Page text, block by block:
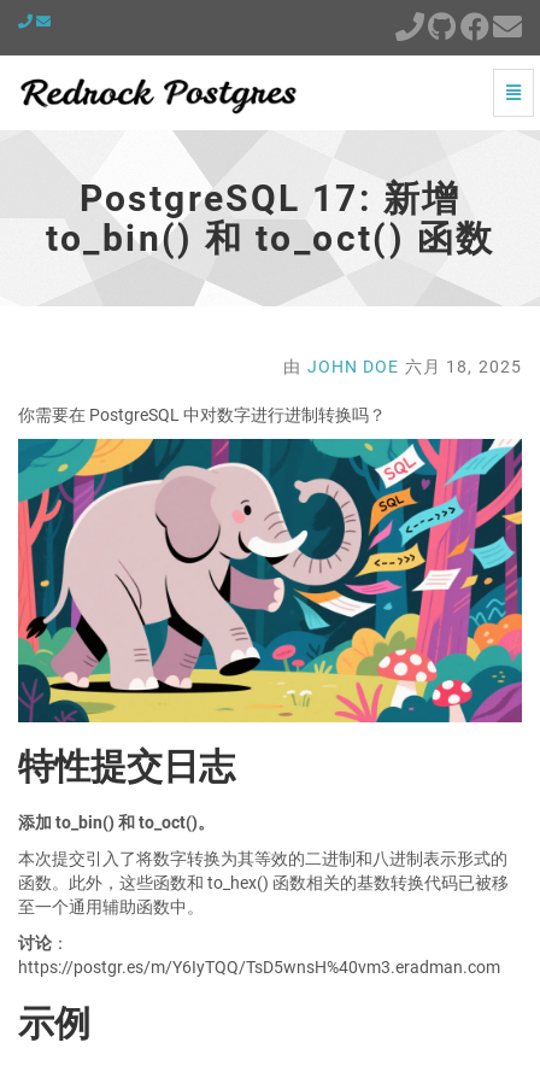
PostgreSQL
to_bin()
主
页
切
换
PostgreSQL 17: 新增
to_bin() 和 to_oct() 函数
由 JOHN DOE 六月 18, 2025
你需要在 PostgreSQL 中对数字进行进制转换吗？
特性提交日志
添加 to_bin() 和 to_oct()。
本次提交引入了将数字转换为其等效的二进制和八进制表示形式的
函数。此外，这些函数和 to_hex() 函数相关的基数转换代码已被移
至一个通用辅助函数中。
讨论 ：
https://postgr.es/m/Y6IyTQQ/TsD5wnsH%40vm3.eradman.com
示例